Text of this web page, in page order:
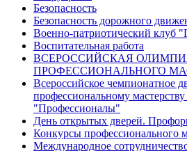
Безопасность
Безопасность дорожного
Военно-патриотический клуб
Воспитательная работа
ВСЕРОССИЙСКАЯ
ПРОФЕССИОНАЛЬНОГО
Всероссийское чемпионатное
профессиональному
"Профессионалы"
День открытых дверей.
Конкурсы профессионального
Международное